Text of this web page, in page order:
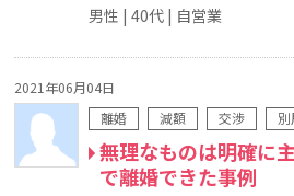
男性 40代 自営業
2021年06月04日
離婚
減額 交渉 別
無理なものは明確に
で離婚できた事例